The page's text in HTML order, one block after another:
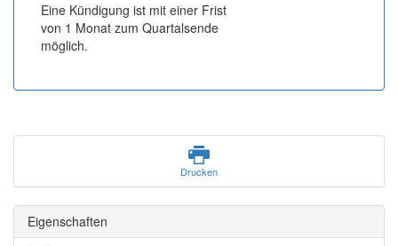
Eine Kündigung ist mit einer Frist
von 1 Monat zum Quartalsende
möglich.
Drucken
Eigenschaften